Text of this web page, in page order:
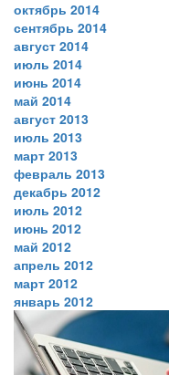
октябрь 2014
сентябрь 2014
август 2014
июль 2014
июнь 2014
май 2014
август 2013
июль 2013
март 2013
февраль 2013
декабрь 2012
июль 2012
июнь 2012
май 2012
апрель 2012
март 2012
январь 2012